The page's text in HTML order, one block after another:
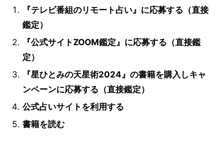
『テレビ番組のリモート占い』に応募する（直接
鑑定）
『公式サイトZOOM鑑定』に応募する（直接鑑
定）
『星ひとみの天星術2024』の書籍を購入しキャ
ンペーンに応募する（直接鑑定）
公式占いサイトを利用する
書籍を読む